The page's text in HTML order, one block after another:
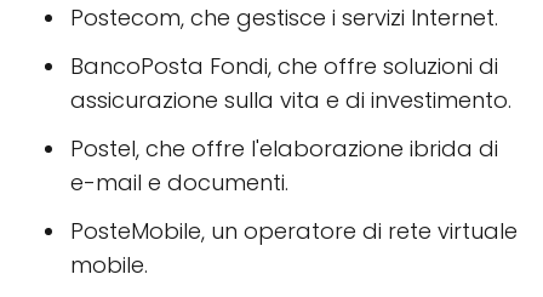
Postecom, che gestisce i servizi Internet.
BancoPosta Fondi, che offre soluzioni di
assicurazione sulla vita e di investimento.
Postel, che offre l'elaborazione ibrida di
e-mail e documenti.
PosteMobile, un operatore di rete virtuale
mobile.